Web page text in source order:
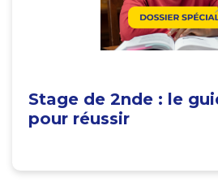
Stage de 2nde : le
pour réussir